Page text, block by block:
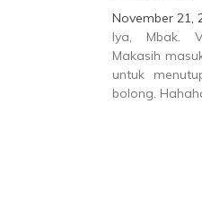
November 21,
Iya, Mbak.
Makasih
untuk
bolong.